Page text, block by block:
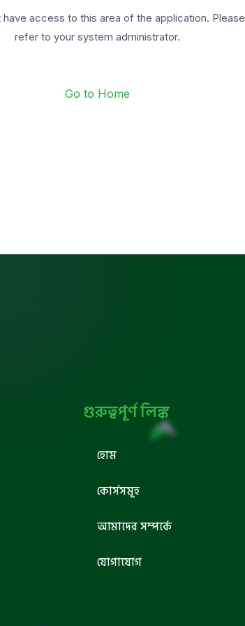
have access to this area of the application. Please
refer to your system administrator.
Go to Home
গুরুত্বপূর্ণ লিঙ্ক
হোম
কোর্সসমূহ
আমাদের সম্পর্কে
যোগাযোগ